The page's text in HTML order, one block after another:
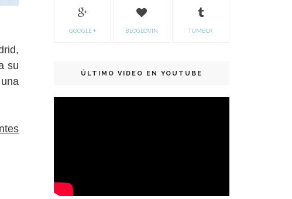
su
GOOGLE + BLOGLOVIN TUMBLR
ÚLTIMO VIDEO EN YOUTUBE